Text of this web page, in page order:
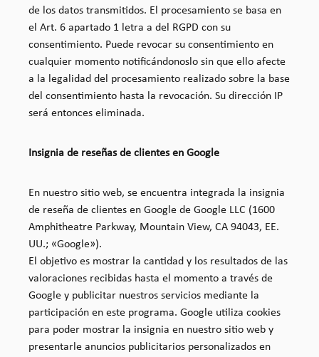
de los datos transmitidos. El procesamiento se basa en
el Art. 6 apartado 1 letra a del RGPD con su
consentimiento. Puede revocar su consentimiento en
cualquier momento notificándonoslo sin que ello afecte
a la legalidad del procesamiento realizado sobre la base
del consentimiento hasta la revocación. Su dirección IP
será entonces eliminada.
Insignia de reseñas de clientes en Google
En nuestro sitio web, se encuentra integrada la insignia
de reseña de clientes en Google de Google LLC (1600
Amphitheatre Parkway, Mountain View, CA 94043, EE.
UU.; «Google»).
El objetivo es mostrar la cantidad y los resultados de las
valoraciones recibidas hasta el momento a través de
Google y publicitar nuestros servicios mediante la
participación en este programa. Google utiliza cookies
para poder mostrar la insignia en nuestro sitio web y
presentarle anuncios publicitarios personalizados en